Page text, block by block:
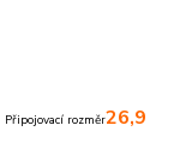
Připojovací rozměr26,9